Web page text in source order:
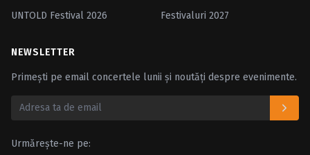
UNTOLD Festival 2026
Festivaluri 2027
NEWSLETTER
Primești pe email concertele lunii și noutăți despre evenimente.
Urmărește-ne pe: